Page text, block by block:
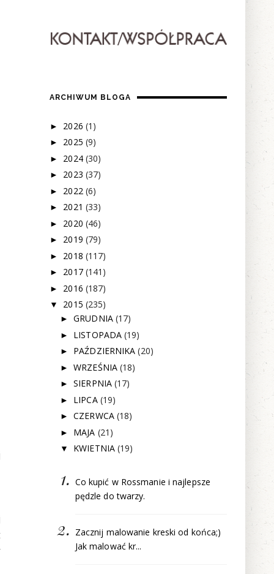
ARCHIWUM BLOGA
► 2026 (1)
► 2025 (9)
► 2024 (30)
► 2023 (37)
► 2022 (6)
► 2021 (33)
► 2020 (46)
► 2019 (79)
► 2018 (117)
► 2017 (141)
► 2016 (187)
▼ 2015 (235)
►GRUDNIA (17)
► LISTOPADA(19)
► PAŹDZIERNIKA(20)
►WRZEŚNIA(18)
►SIERPNIA(17)
► LIPCA (19)
►CZERWCA (18)
► MAJA (21)
▼ KWIETNIA(19)
Co kupić w Rossmanie i najlepsze
pędzle do twarzy.
Zacznij malowanie kreski od końca;)
Jak malować kr...